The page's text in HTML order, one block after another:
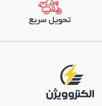
تحویل سریع